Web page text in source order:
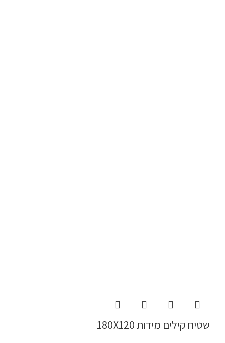
שטיח קילים מידות 180X120